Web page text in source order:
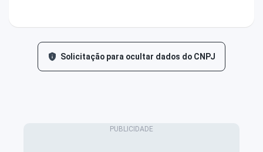
Solicitação para ocultar dados do CNPJ